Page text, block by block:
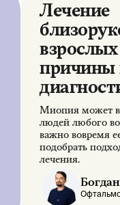
Лечение
причины
Миопия может
людей любого
важно вовремя
подобрать
лечения.